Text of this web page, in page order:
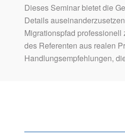
Dieses Seminar bietet die
Details
Migrationspfad professionell
des Referenten aus realen
Handlungsempfehlungen,